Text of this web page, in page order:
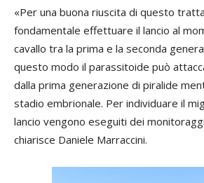
«Per una buona riuscita di questo
fondamentale effettuare il lancio al
cavallo tra la prima e la seconda
questo modo il parassitoide può
dalla prima generazione di piralide
stadio embrionale. Per individuare il
lancio vengono eseguiti dei
chiarisce Daniele Marraccini.